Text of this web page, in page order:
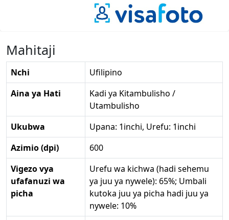
Mahitaji
Nchi
Ufilipino
Aina ya Hati
Kadi ya Kitambulisho /
Utambulisho
Ukubwa
Upana: 1inchi, Urefu: 1inchi
Azimio (dpi)
600
Vigezo vya
ufafanuzi wa
picha
Urefu wa kichwa (hadi sehemu
ya juu ya nywele): 65%; Umbali
kutoka juu ya picha hadi juu ya
nywele: 10%